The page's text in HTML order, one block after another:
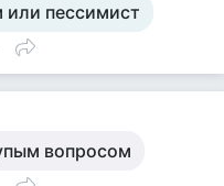
или пессимист
вопросом